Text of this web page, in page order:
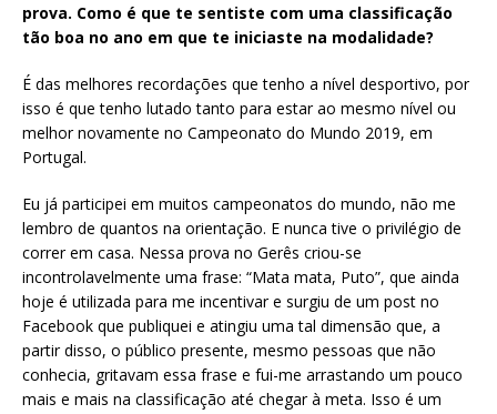
prova. Como é que te sentiste com uma classificação
tão boa no ano em que te iniciaste na modalidade?
É das melhores recordações que tenho a nível desportivo, por
isso é que tenho lutado tanto para estar ao mesmo nível ou
melhor novamente no Campeonato do Mundo 2019, em
Portugal.
Eu já participei em muitos campeonatos do mundo, não me
lembro de quantos na orientação. E nunca tive o privilégio de
correr em casa. Nessa prova no Gerês criou-se
incontrolavelmente uma frase: “Mata mata, Puto”, que ainda
hoje é utilizada para me incentivar e surgiu de um post no
Facebook que publiquei e atingiu uma tal dimensão que, a
partir disso, o público presente, mesmo pessoas que não
conhecia, gritavam essa frase e fui-me arrastando um pouco
mais e mais na classificação até chegar à meta. Isso é um